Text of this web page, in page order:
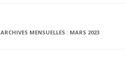
ARCHIVES MENSUELLES : MARS 2023